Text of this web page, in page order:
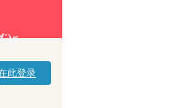
此登录